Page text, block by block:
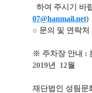
하여 주시기 바
07@hanmail.net)
○ 문의 및 연락처
※ 주차장 안내 :
2019년 12월
재단법인 성림문